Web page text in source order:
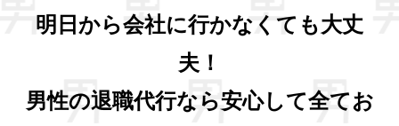
明日から会社に行かなくても大丈
夫！
男性の退職代行なら安心して全てお